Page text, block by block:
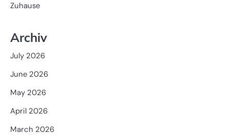
Zuhause
Archiv
July 2026
June 2026
May 2026
April 2026
March 2026